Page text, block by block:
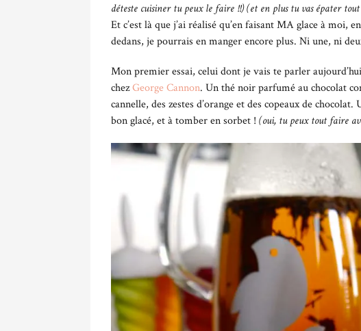
déteste cuisiner tu peux le faire !!) (et en plus tu vas épater
Et c’est là que j’ai réalisé qu’en faisant MA glace à moi,
dedans, je pourrais en manger encore plus. Ni une, ni
Mon premier essai, celui dont je vais te parler
chezGeorge Cannon. Un thé noir parfumé au chocolat
cannelle, des zestes d’orange et des copeaux de
bon glacé, et à tomber en sorbet ! (oui, tu peux tout faire